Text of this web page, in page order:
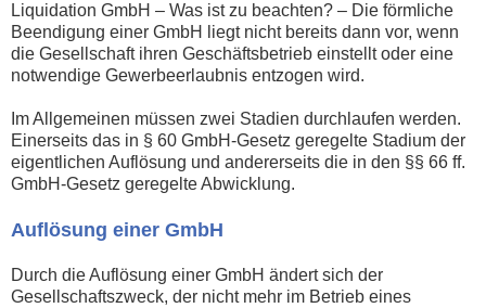
Liquidation GmbH – Was ist zu beachten? – Die förmliche
Beendigung einer GmbH liegt nicht bereits dann vor, wenn
die Gesellschaft ihren Geschäftsbetrieb einstellt oder eine
notwendige Gewerbeerlaubnis entzogen wird.
Im Allgemeinen müssen zwei Stadien durchlaufen werden.
Einerseits das in § 60 GmbH-Gesetz geregelte Stadium der
eigentlichen Auflösung und andererseits die in den §§ 66 ff.
GmbH-Gesetz geregelte Abwicklung.
Auflösung einer GmbH
Durch die Auflösung einer GmbH ändert sich der
Gesellschaftszweck, der nicht mehr im Betrieb eines